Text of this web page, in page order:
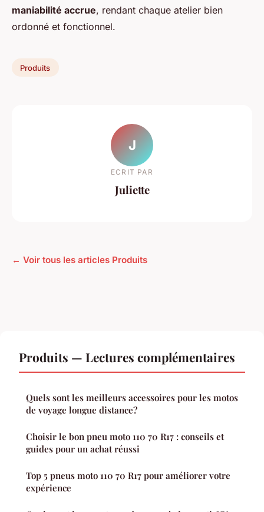
maniabilité accrue, rendant chaque atelier bien
ordonné et fonctionnel.
Produits
J
ECRIT PAR
Juliette
← Voir tous les articles Produits
Produits — Lectures complémentaires
Quels sont les meilleurs accessoires pour les motos
de voyage longue distance?
Choisir le bon pneu moto 110 70 R17 : conseils et
guides pour un achat réussi
Top 5 pneus moto 110 70 R17 pour améliorer votre
expérience